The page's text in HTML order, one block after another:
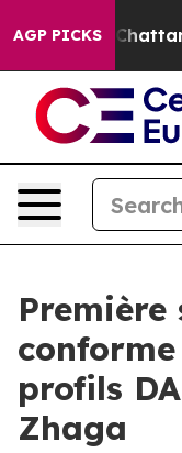
AGP PICKS
in
profils
Zhaga